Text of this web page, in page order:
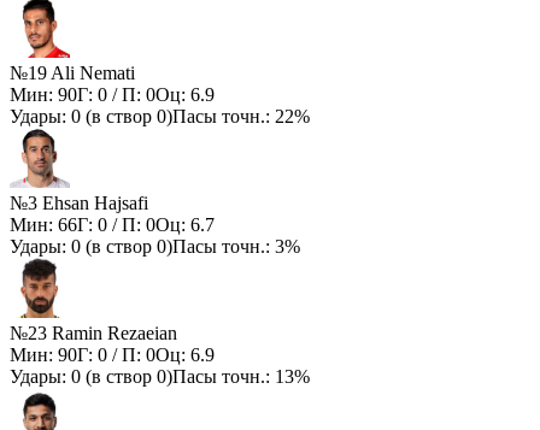
№19 Ali Nemati
Мин: 90Г: 0 / П: 0Оц: 6.9
Удары: 0 (в створ 0)Пасы точн.: 22%
№3 Ehsan Hajsafi
Мин: 66Г: 0 / П: 0Оц: 6.7
Удары: 0 (в створ 0)Пасы точн.: 3%
№23 Ramin Rezaeian
Мин: 90Г: 0 / П: 0Оц: 6.9
Удары: 0 (в створ 0)Пасы точн.: 13%